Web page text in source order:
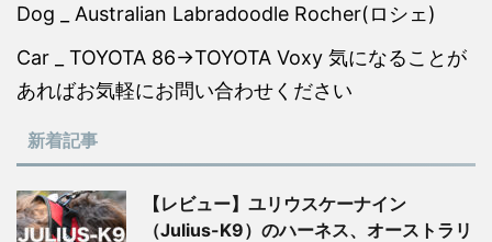
Dog _ Australian Labradoodle Rocher(ロシェ)
Car _ TOYOTA 86→TOYOTA Voxy 気になることが
あればお気軽にお問い合わせください
新着記事
【レビュー】ユリウスケーナイン
（Julius-K9）のハーネス、オーストラリ